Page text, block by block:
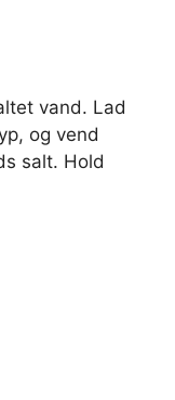
vand. Lad
og vend
salt. Hold